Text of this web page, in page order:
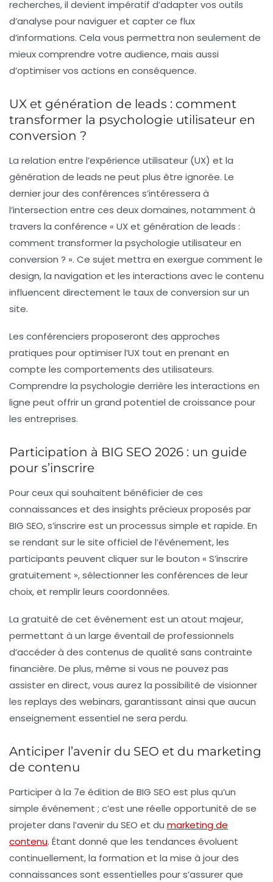
recherches, il devient impératif d’adapter vos outils
d’analyse pour naviguer et capter ce flux
d’informations. Cela vous permettra non seulement de
mieux comprendre votre audience, mais aussi
d’optimiser vos actions en conséquence.
UX et génération de leads : comment
transformer la psychologie utilisateur en
conversion ?
La relation entre l’expérience utilisateur (UX) et la
génération de leads ne peut plus être ignorée. Le
dernier jour des conférences s’intéressera à
l’intersection entre ces deux domaines, notamment à
travers la conférence « UX et génération de leads :
comment transformer la psychologie utilisateur en
conversion ? ». Ce sujet mettra en exergue comment le
design, la navigation et les interactions avec le contenu
influencent directement le taux de conversion sur un
site.
Les conférenciers proposeront des approches
pratiques pour optimiser l’UX tout en prenant en
compte les comportements des utilisateurs.
Comprendre la psychologie derrière les interactions en
ligne peut offrir un grand potentiel de croissance pour
les entreprises.
Participation à BIG SEO 2026 : un guide
pour s’inscrire
Pour ceux qui souhaitent bénéficier de ces
connaissances et des insights précieux proposés par
BIG SEO, s’inscrire est un processus simple et rapide. En
se rendant sur le site officiel de l’événement, les
participants peuvent cliquer sur le bouton « S’inscrire
gratuitement », sélectionner les conférences de leur
choix, et remplir leurs coordonnées.
La gratuité de cet événement est un atout majeur,
permettant à un large éventail de professionnels
d’accéder à des contenus de qualité sans contrainte
financière. De plus, même si vous ne pouvez pas
assister en direct, vous aurez la possibilité de visionner
les replays des webinars, garantissant ainsi que aucun
enseignement essentiel ne sera perdu.
Anticiper l’avenir du SEO et du marketing
de contenu
Participer à la 7e édition de BIG SEO est plus qu’un
simple événement ; c’est une réelle opportunité de se
projeter dans l’avenir du SEO et du marketing de
contenu. Étant donné que les tendances évoluent
continuellement, la formation et la mise à jour des
connaissances sont essentielles pour s’assurer que